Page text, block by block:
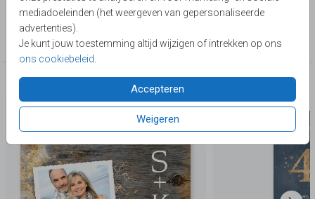
mediadoeleinden (het weergeven van gepersonaliseerde
advertenties).
Je kunt jouw toestemming altijd wijzigen of intrekken op ons
ons cookiebeleid
Accepteren
Weigeren
Lievez
Collectie
45 jaar getrouwd
Deze producten zijn wellicht ook iets voor je